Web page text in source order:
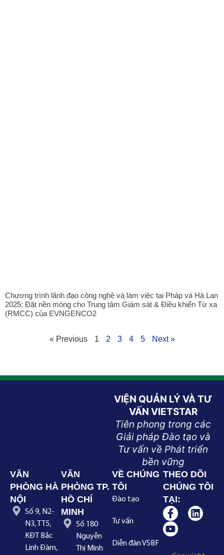
Chương trình lãnh đạo công nghệ và làm việc tại Pháp và Hà Lan
2025: Đặt nền móng cho Trung tâm Giám sát & Điều khiển Từ xa
(RMCC) của EVNGENCO2
« Previous 1 2 3 4 5 Next »
VIỆN QUẢN LÝ VÀ TƯ
VẤN VIETSTAR
Tiên phong trong các
Giải pháp Đào tạo và
Tư vấn về Phát triển
bền vững
VĂN
PHÒNG HÀ
NỘI
Số 9, N2-
N3, TT5,
KĐT Bắc
Linh Đàm,
VĂN
PHÒNG TP.
HỒ CHÍ
MINH
Số 180
Nguyễn
Thị Minh
VỀ CHÚNG
TÔI
Đào tạo
Tư vấn
Diễn đàn VSBF
THEO DÕI
CHÚNG TÔI
TẠI: